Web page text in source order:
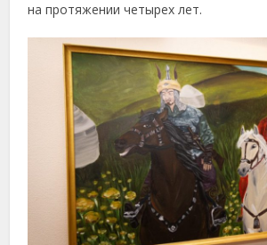
на протяжении четырех лет.